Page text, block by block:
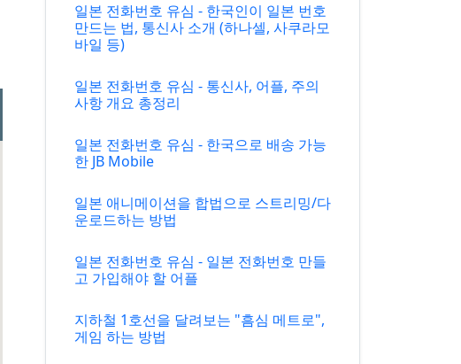
일본 전화번호 유심 - 한국인이 일본 번호
만드는 법, 통신사 소개 (하나셀, 사쿠라모
바일 등)
일본 전화번호 유심 - 통신사, 어플, 주의
사항 개요 총정리
일본 전화번호 유심 - 한국으로 배송 가능
한 JB Mobile
일본 애니메이션을 합법으로 스트리밍/다
운로드하는 방법
일본 전화번호 유심 - 일본 전화번호 만들
고 가입해야 할 어플
지하철 1호선을 달려보는 "흠심 메트로",
게임 하는 방법